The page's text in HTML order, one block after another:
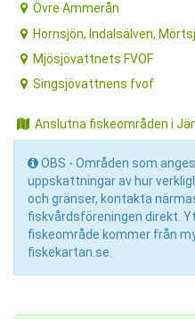
Övre Ammerån
Hornsjön, Indalsälven,
Mjösjövattnets FVOF
Singsjövattnens fvof
Anslutna fiskeområden i
OBS - Områden som
uppskattningar av hur
och gränser, kontakta
fiskvårdsföreningen direkt.
fiskeområde kommer från
fiskekartan.se.